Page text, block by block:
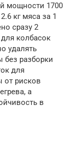
мощности 1700
кг мяса за 1
сразу 2
колбасок
удалять
разборки
для
от рисков
а
в